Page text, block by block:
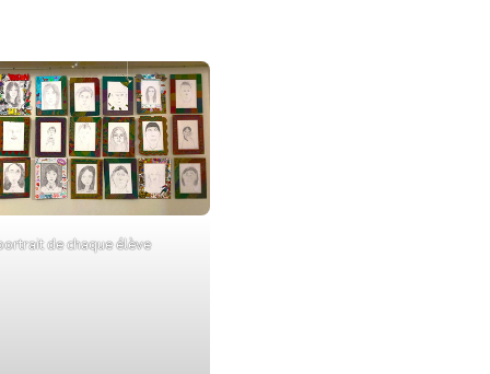
de chaque élève